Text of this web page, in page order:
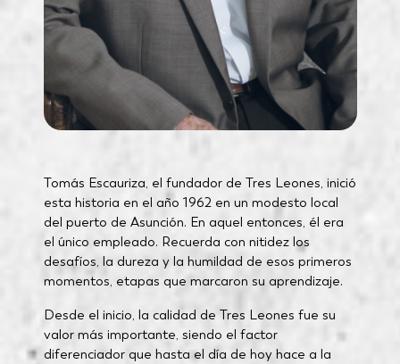
Tomás Escauriza, el fundador de Tres Leones, inició
esta historia en el año 1962 en un modesto local
del puerto de Asunción. En aquel entonces, él era
el único empleado. Recuerda con nitidez los
desafíos, la dureza y la humildad de esos primeros
momentos, etapas que marcaron su aprendizaje.
Desde el inicio, la calidad de Tres Leones fue su
valor más importante, siendo el factor
diferenciador que hasta el día de hoy hace a la